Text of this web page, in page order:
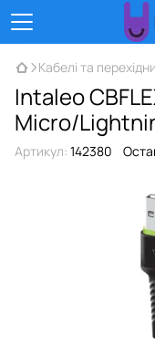
Кабелі та
Intaleo
Micro/
Артикул: 142380